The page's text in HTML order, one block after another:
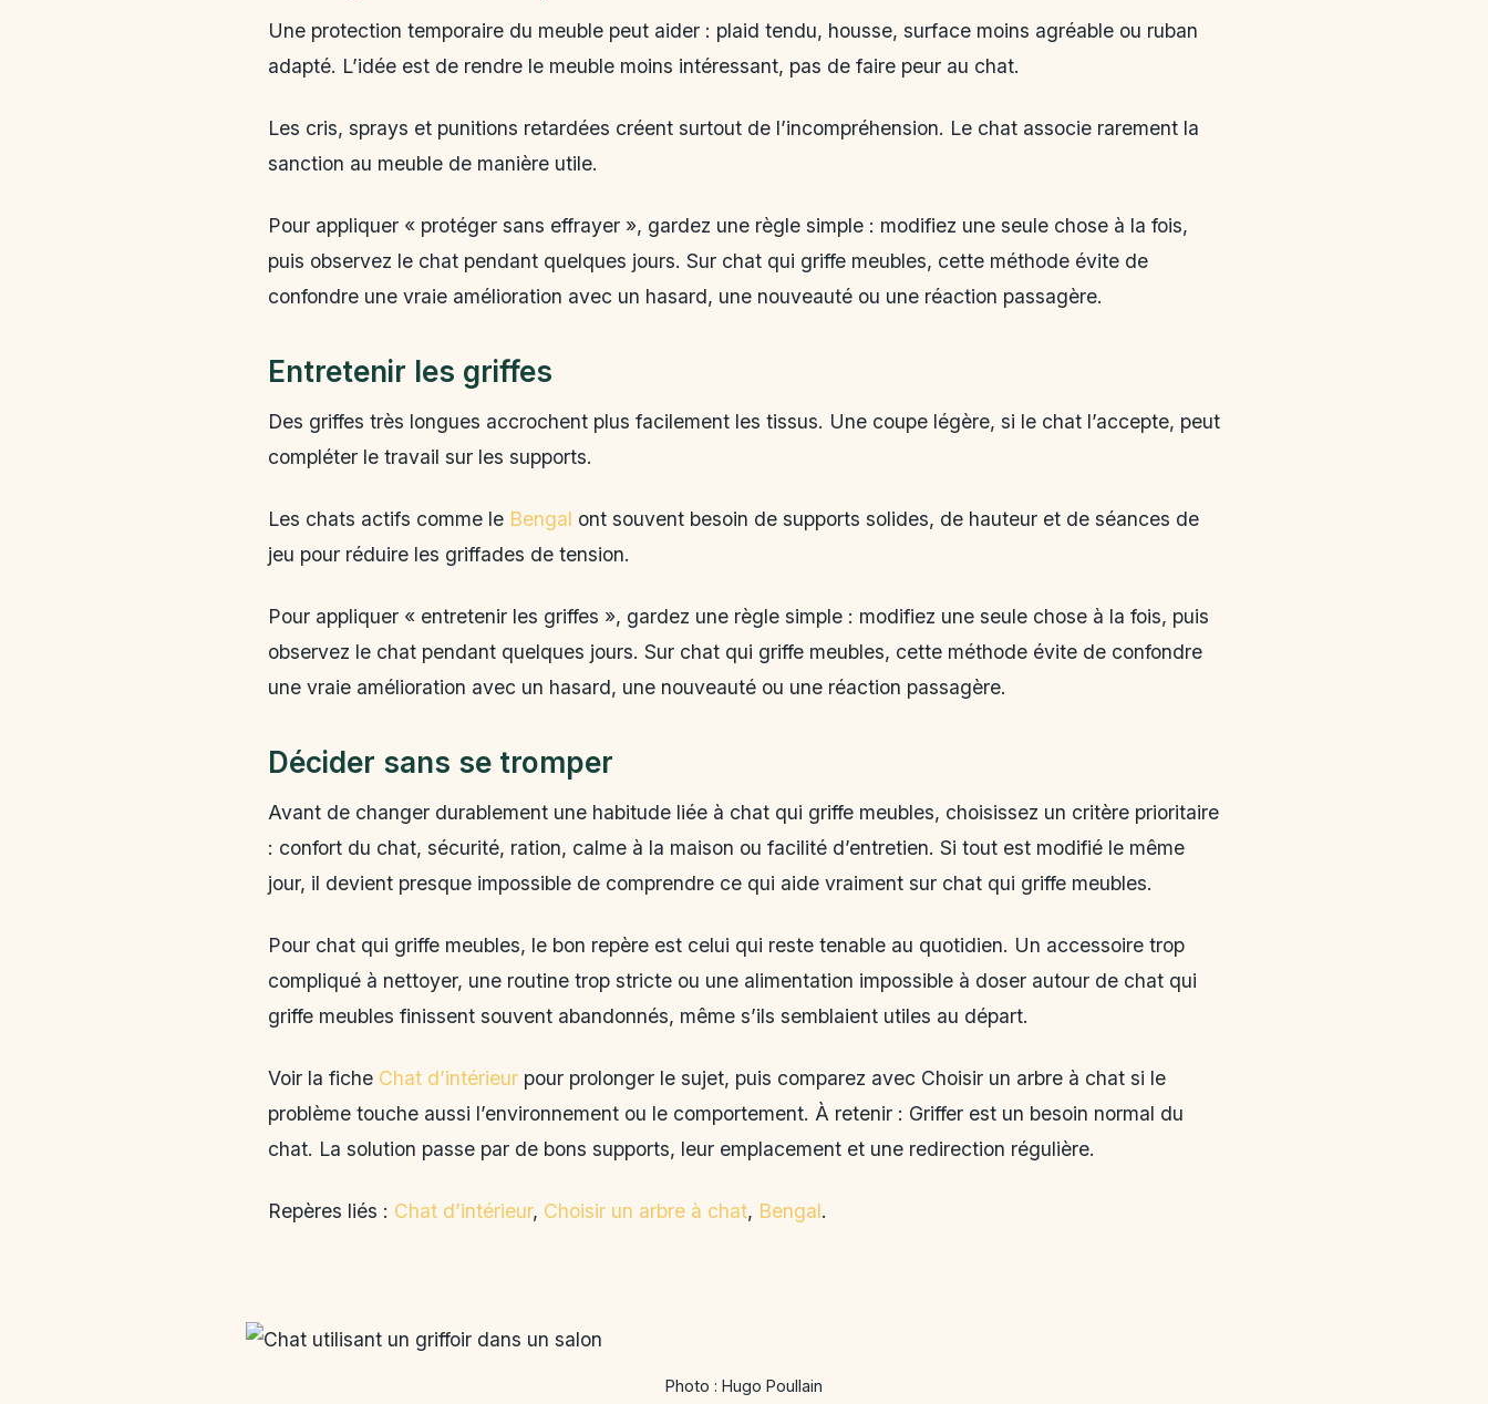
Une protection temporaire du meuble peut aider : plaid tendu, housse, surface moins agréable ou ruban
adapté. L’idée est de rendre le meuble moins intéressant, pas de faire peur au chat.
Les cris, sprays et punitions retardées créent surtout de l’incompréhension. Le chat associe rarement la
sanction au meuble de manière utile.
Pour appliquer « protéger sans effrayer », gardez une règle simple : modifiez une seule chose à la fois,
puis observez le chat pendant quelques jours. Sur chat qui griffe meubles, cette méthode évite de
confondre une vraie amélioration avec un hasard, une nouveauté ou une réaction passagère.
Entretenir les griffes
Des griffes très longues accrochent plus facilement les tissus. Une coupe légère, si le chat l’accepte, peut
compléter le travail sur les supports.
Les chats actifs comme le Bengal ont souvent besoin de supports solides, de hauteur et de séances de
jeu pour réduire les griffades de tension.
Pour appliquer « entretenir les griffes », gardez une règle simple : modifiez une seule chose à la fois, puis
observez le chat pendant quelques jours. Sur chat qui griffe meubles, cette méthode évite de confondre
une vraie amélioration avec un hasard, une nouveauté ou une réaction passagère.
Décider sans se tromper
Avant de changer durablement une habitude liée à chat qui griffe meubles, choisissez un critère prioritaire
: confort du chat, sécurité, ration, calme à la maison ou facilité d’entretien. Si tout est modifié le même
jour, il devient presque impossible de comprendre ce qui aide vraiment sur chat qui griffe meubles.
Pour chat qui griffe meubles, le bon repère est celui qui reste tenable au quotidien. Un accessoire trop
compliqué à nettoyer, une routine trop stricte ou une alimentation impossible à doser autour de chat qui
griffe meubles finissent souvent abandonnés, même s’ils semblaient utiles au départ.
Voir la fiche Chat d’intérieur pour prolonger le sujet, puis comparez avec Choisir un arbre à chat si le
problème touche aussi l’environnement ou le comportement. À retenir : Griffer est un besoin normal du
chat. La solution passe par de bons supports, leur emplacement et une redirection régulière.
Repères liés : Chat d’intérieur, Choisir un arbre à chat, Bengal.
Photo : Hugo Poullain